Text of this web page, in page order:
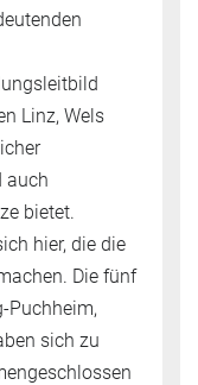
Linz, Wels
auch
bietet.
hier, die die
Die fünf
Puchheim,
sich zu